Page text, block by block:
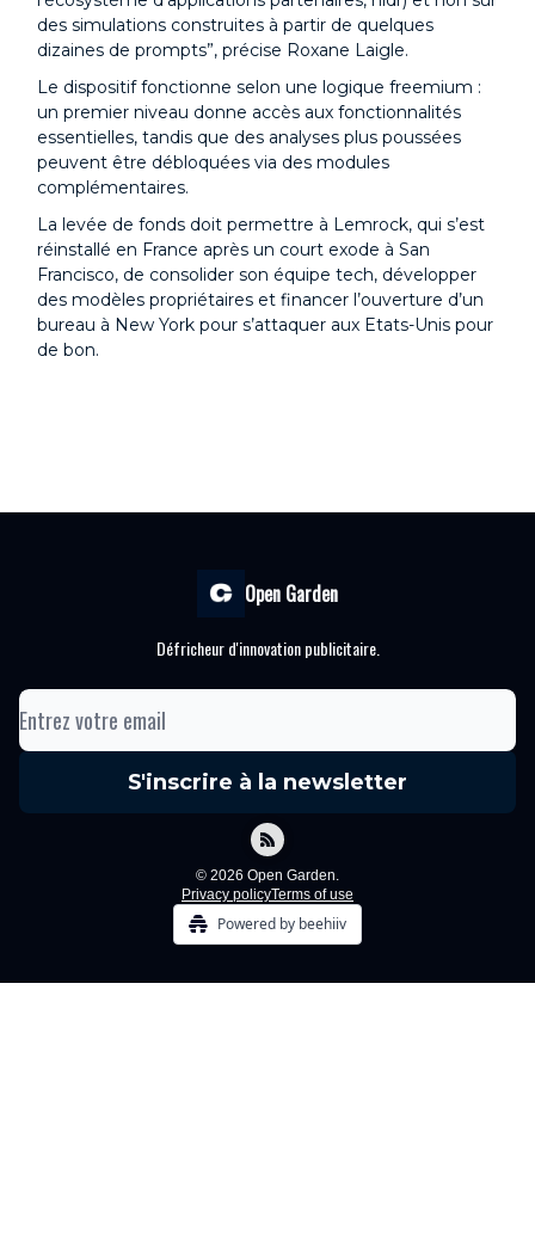
des simulations construites à partir de quelques
dizaines de prompts”, précise Roxane Laigle.
Le dispositif fonctionne selon une logique freemium :
un premier niveau donne accès aux fonctionnalités
essentielles, tandis que des analyses plus poussées
peuvent être débloquées via des modules
complémentaires.
La levée de fonds doit permettre à Lemrock, qui s’est
réinstallé en France après un court exode à San
Francisco, de consolider son équipe tech, développer
des modèles propriétaires et financer l’ouverture d’un
bureau à New York pour s’attaquer aux Etats-Unis pour
de bon.
Open Garden
Défricheur d'innovation publicitaire.
© 2026 Open Garden.
Privacy policyTerms of use
Powered by beehiiv